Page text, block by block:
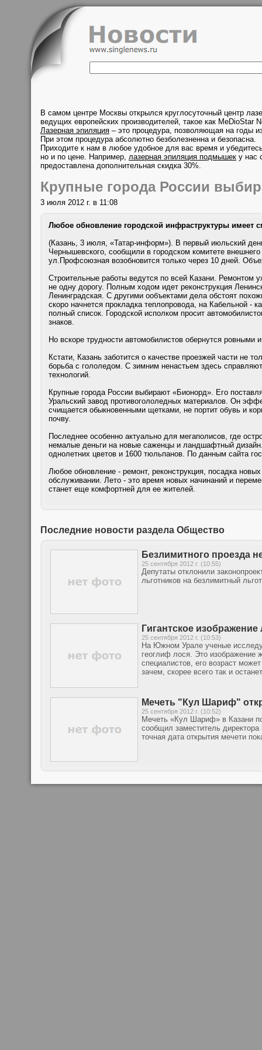
В самом центре Москвы открылся круглосуточный центр
ведущих европейских производителей, такое как MeDioStar
Лазерная эпиляция – это процедура, позволяющая на годы
При этом процедура абсолютно безболезненна и безопасна.
Приходите к нам в любое удобное для вас время и
но и по цене. Например, лазерная эпиляция подмышек у нас
предоставлена дополнительная скидка 30%.
Крупные города России
3 июля 2012 г. в 11:08
Любое обновление городской инфраструктуры имеет
(Казань, 3 июля, «Татар-информ»). В первый июльский
Чернышевского, сообщили в городском комитете
ул.Профсоюзная возобновится только через 10 дней.
Строительные работы ведутся по всей Казани. Ремонтом
не одну дорогу. Полным ходом идет реконструкция
Ленинградская. С другими ообъектами дела обстоят
скоро начнется прокладка теплопровода, на Кабельной -
полный список. Городской исполком просит
знаков.
Но вскоре трудности автомобилистов обернутся ровными
Кстати, Казань заботится о качестве проезжей части не
борьба с гололедом. С зимним ненастьем здесь
технологий.
Крупные города России выбирают «Бионорд». Его
Уральский завод противогололедных материалов. Он
счищается обыкновенными щетками, не портит обувь и
почву.
Последнее особенно актуально для мегаполисов, где
немалые деньги на новые саженцы и ландшафтный
однолетних цветов и 1600 тюльпанов. По данным сайта
Любое обновление - ремонт, реконструкция, посадка
обслуживании. Лето - это время новых начинаний и
станет еще комфортней для ее жителей.
Последние новости раздела Общество
Безлимитного проезда
25 сентября 2012 г. (10:55)
Депутаты отклонили
льготников на безлимитный
Гигантское
25 сентября 2012 г. (10:53)
На Южном Урале ученые
геоглиф лося. Это изображение
специалистов, его возраст
зачем, скорее всего так и
Мечеть "Кул Шариф"
25 сентября 2012 г. (10:52)
Мечеть «Кул Шариф» в Казани
сообщил заместитель
точная дата открытия мечети